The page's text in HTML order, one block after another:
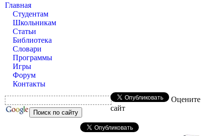
Главная
Студентам
Школьникам
Статьи
Библиотека
Словари
Программы
Игры
Форум
Контакты
Оцените
сайт